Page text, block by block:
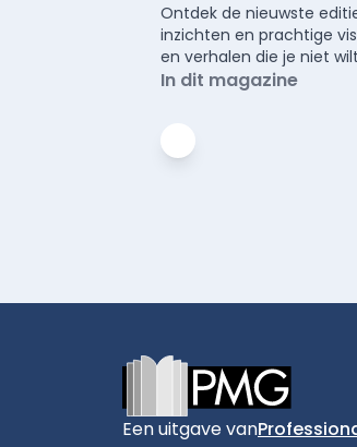
Ontdek de nieuwste
inzichten en prachtige
en verhalen die je niet
In dit magazine
Een uitgave van